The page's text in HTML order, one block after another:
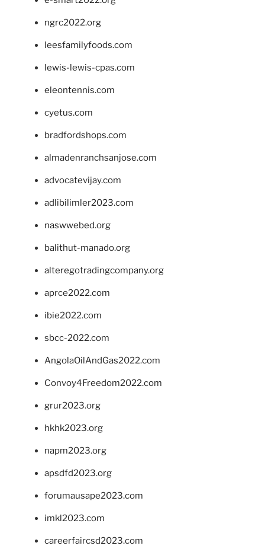
ngrc2022.org
leesfamilyfoods.com
lewis-lewis-cpas.com
eleontennis.com
cyetus.com
bradfordshops.com
almadenranchsanjose.com
advocatevijay.com
adlibilimler2023.com
naswwebed.org
balithut-manado.org
alteregotradingcompany.org
aprce2022.com
ibie2022.com
sbcc-2022.com
AngolaOilAndGas2022.com
Convoy4Freedom2022.com
grur2023.org
hkhk2023.org
napm2023.org
apsdfd2023.org
forumausape2023.com
imkl2023.com
careerfaircsd2023.com